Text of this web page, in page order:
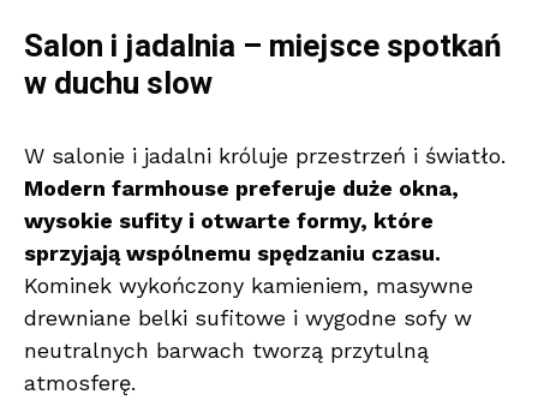
Salon i jadalnia – miejsce spotkań
w duchu slow
W salonie i jadalni króluje przestrzeń i światło.
Modern farmhouse preferuje duże okna,
wysokie sufity i otwarte formy, które
sprzyjają wspólnemu spędzaniu czasu.
Kominek wykończony kamieniem, masywne
drewniane belki sufitowe i wygodne sofy w
neutralnych barwach tworzą przytulną
atmosferę.